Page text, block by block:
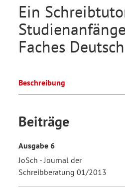
Ein
Faches Deutsch
Beschreibung
Beiträge
Ausgabe 6
JoSch - Journal der
Schreibberatung 01/2013